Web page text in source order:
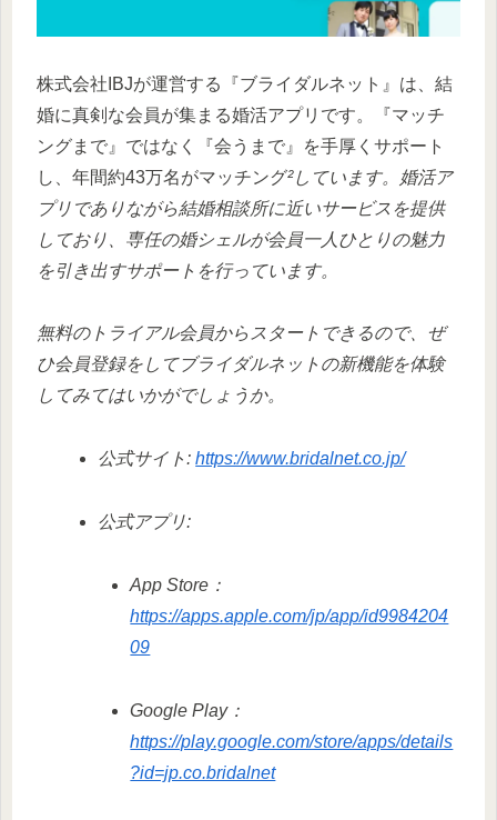
株式会社IBJが運営する『ブライダルネット』は、結
婚に真剣な会員が集まる婚活アプリです。『マッチ
ングまで』ではなく『会うまで』を手厚くサポート
し、年間約43万名がマッチング²しています。婚活ア
プリでありながら結婚相談所に近いサービスを提供
しており、専任の婚シェルが会員一人ひとりの魅力
を引き出すサポートを行っています。
無料のトライアル会員からスタートできるので、ぜ
ひ会員登録をしてブライダルネットの新機能を体験
してみてはいかがでしょうか。
公式サイト:https://www.bridalnet.co.jp/
公式アプリ:
App Store：
https://apps.apple.com/jp/app/id9984204
09
Google Play：
https://play.google.com/store/apps/details
?id=jp.co.bridalnet